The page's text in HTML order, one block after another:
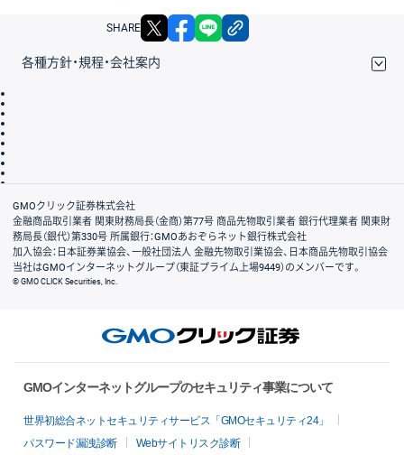
SHARE X facebook
各種方針・規程・会社案内
会社案内
GMOクリック証券株式会社
金融商品取引業者 関東財務局長（金商）第77号 商品先物取引業者 銀行代理業者 関東財
務局長（銀代）第330号 所属銀行：GMOあおぞらネット銀行株式会社
加入協会：日本証券業協会、一般社団法人 金融先物取引業協会、日本商品先物取引協会
当社はGMOインターネットグループ（東証プライム上場9449）のメンバーです。
© GMO CLICK Securities, Inc.
GMOインターネットグループのセキュリティ事業について
世界初総合ネットセキュリティサービス「GMOセキュリティ24」
パスワード漏洩診断
Webサイトリスク診断